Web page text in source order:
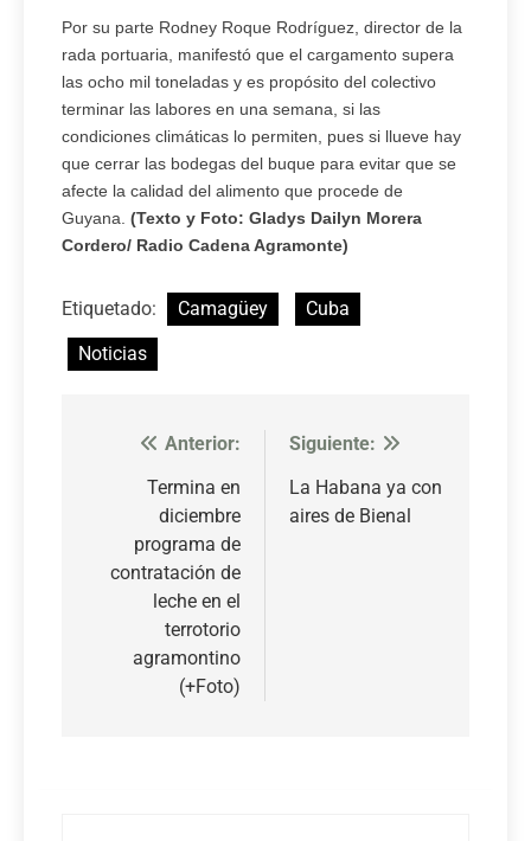
Por su parte Rodney Roque Rodríguez, director de la
rada portuaria, manifestó que el cargamento supera
las ocho mil toneladas y es propósito del colectivo
terminar las labores en una semana, si las
condiciones climáticas lo permiten, pues si llueve hay
que cerrar las bodegas del buque para evitar que se
afecte la calidad del alimento que procede de
Guyana. (Texto y Foto: Gladys Dailyn Morera
Cordero/ Radio Cadena Agramonte)
Etiquetado: Camagüey
Cuba
Noticias
Navegación
entradas
Anterior:
Termina en
diciembre
programa de
contratación de
leche en el
terrotorio
agramontino
(+Foto)
Siguiente:
La Habana ya con
aires de Bienal